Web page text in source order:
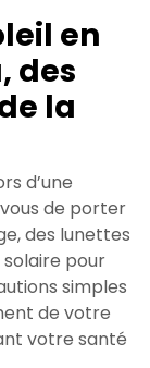
en
des
la
d’une
de porter
des lunettes
pour
simples
de votre
votre santé